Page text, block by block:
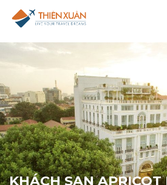
KHÁCH SẠN APRICOT